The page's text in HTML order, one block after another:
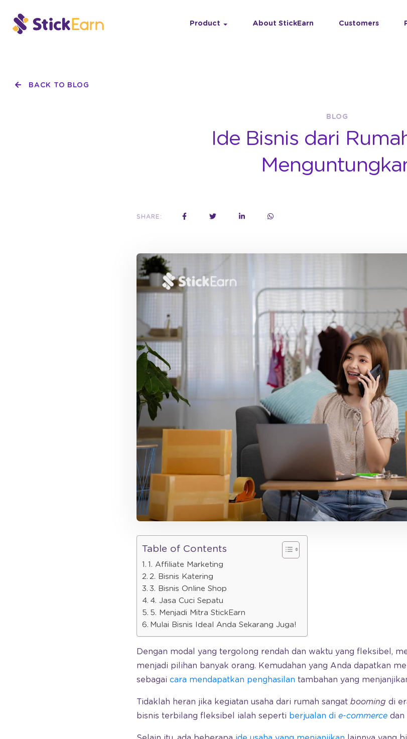
Product About StickEarn Customers
BACK TO BLOG
BLOG
Ide Bisnis dari
SHARE:
Table of Contents
1. Affiliate Marketing
2. Bisnis Katering
3. Bisnis Online Shop
4. Jasa Cuci Sepatu
5. Menjadi Mitra StickEarn
Mulai Bisnis Ideal Anda Sekarang Juga!
Dengan modal yang tergolong rendah dan waktu yang fleksibel,
menjadi pilihan banyak orang. Kemudahan yang Anda dapatkan
sebagai cara mendapatkan penghasilan tambahan yang
Tidaklah heran jika kegiatan usaha dari rumah sangat booming di
bisnis terbilang fleksibel ialah seperti berjualan di e-commerce dan